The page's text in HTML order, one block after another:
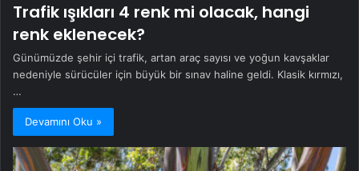
Trafik ışıkları 4 renk mi olacak, hangi
renk eklenecek?
Günümüzde şehir içi trafik, artan araç sayısı ve yoğun kavşaklar
nedeniyle sürücüler için büyük bir sınav haline geldi. Klasik kırmızı,
…
Devamını Oku »